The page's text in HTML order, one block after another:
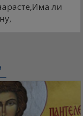
ли